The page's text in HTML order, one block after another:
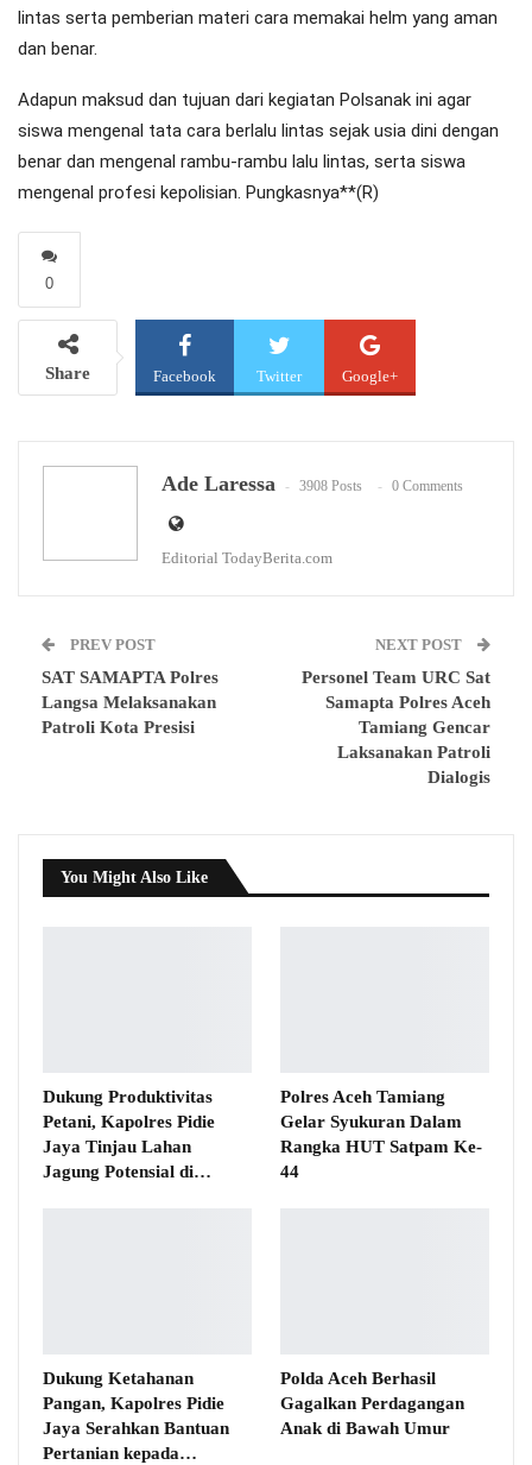
lintas serta pemberian materi cara memakai helm yang aman
dan benar.
Adapun maksud dan tujuan dari kegiatan Polsanak ini agar
siswa mengenal tata cara berlalu lintas sejak usia dini dengan
benar dan mengenal rambu-rambu lalu lintas, serta siswa
mengenal profesi kepolisian. Pungkasnya**(R)
0
Share Facebook Twitter Google+
Ade Laressa 3908 Posts 0 Comments
Editorial TodayBerita.com
PREV POST
SAT SAMAPTA Polres
Langsa Melaksanakan
Patroli Kota Presisi
NEXT POST
Personel Team URC Sat
Samapta Polres Aceh
Tamiang Gencar
Laksanakan Patroli
Dialogis
You Might Also Like
Dukung Produktivitas
Petani, Kapolres Pidie
Jaya Tinjau Lahan
Jagung Potensial di…
Polres Aceh Tamiang
Gelar Syukuran Dalam
Rangka HUT Satpam Ke-
44
Dukung Ketahanan
Pangan, Kapolres Pidie
Jaya Serahkan Bantuan
Pertanian kepada…
Polda Aceh Berhasil
Gagalkan Perdagangan
Anak di Bawah Umur